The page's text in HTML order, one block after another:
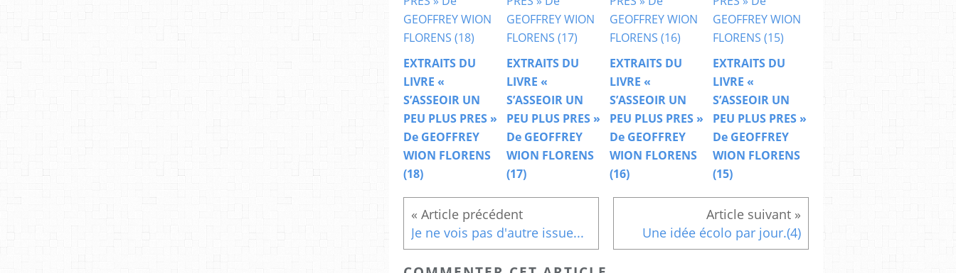
EXTRAITS DU
LIVRE «
S’ASSEOIR UN
PEU PLUS PRES »
De GEOFFREY
WION FLORENS
(18)
EXTRAITS DU
LIVRE «
S’ASSEOIR UN
PEU PLUS PRES »
De GEOFFREY
WION FLORENS
(17)
EXTRAITS DU
LIVRE «
S’ASSEOIR UN
PEU PLUS PRES »
De GEOFFREY
WION FLORENS
(16)
EXTRAITS DU
LIVRE «
S’ASSEOIR UN
PEU PLUS PRES »
De GEOFFREY
WION FLORENS
(15)
Je ne vois pas d'autre issue... Une idée écolo par jour.(4)